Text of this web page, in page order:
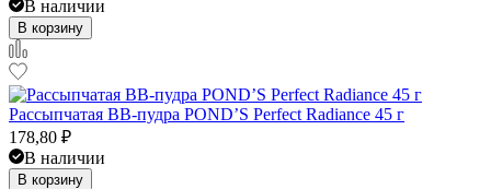
В наличии
В корзину
Рассыпчатая BB-пудра POND’S Perfect Radiance 45 г
178,80 ₽
В наличии
В корзину